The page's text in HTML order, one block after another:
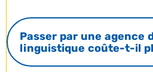
Passer par une agence
linguistique coûte-t-il